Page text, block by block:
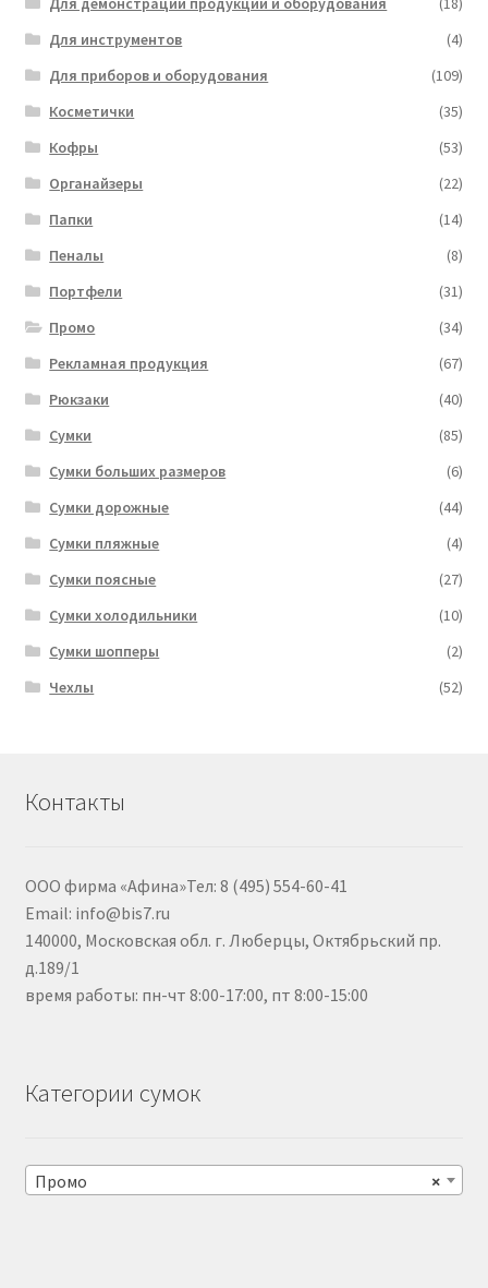
Для инструментов
(4)
Для приборов и оборудования
(109)
Косметички
(35)
Кофры
(53)
Органайзеры
(22)
Папки
(14)
Пеналы
(8)
Портфели
(31)
Промо
(34)
Рекламная продукция
(67)
Рюкзаки
(40)
Сумки
(85)
Сумки больших размеров
(6)
Сумки дорожные
(44)
Сумки пляжные
(4)
Сумки поясные
(27)
Сумки холодильники
(10)
Сумки шопперы
(2)
Чехлы
(52)
Контакты
ООО фирма «Афина»Тел: 8 (495) 554-60-41
Email: info@bis7.ru
140000, Московская обл. г. Люберцы, Октябрьский пр.
д.189/1
время работы: пн-чт 8:00-17:00, пт 8:00-15:00
Категории сумок
×
Промо